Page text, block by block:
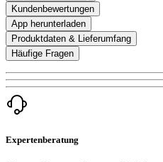
Kundenbewertungen
App herunterladen
Produktdaten & Lieferumfang
Häufige Fragen
Expertenberatung